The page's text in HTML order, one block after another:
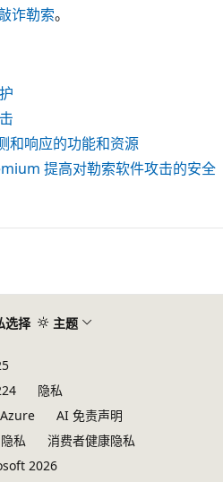
诈勒索。
和响应的功能和资源
提高对勒索软件攻击的安全
选择 主题
隐私
AI 免责声明
隐私
消费者健康隐私
2026